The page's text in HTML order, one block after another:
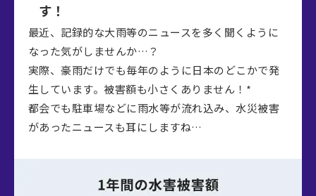
す！
最近、記録的な大雨等のニュースを多く聞くように
なった気がしませんか…？
実際、豪雨だけでも毎年のように日本のどこかで発
生しています。被害額も小さくありません！*
都会でも駐車場などに雨水等が流れ込み、水災被害
があったニュースも耳にしますね…